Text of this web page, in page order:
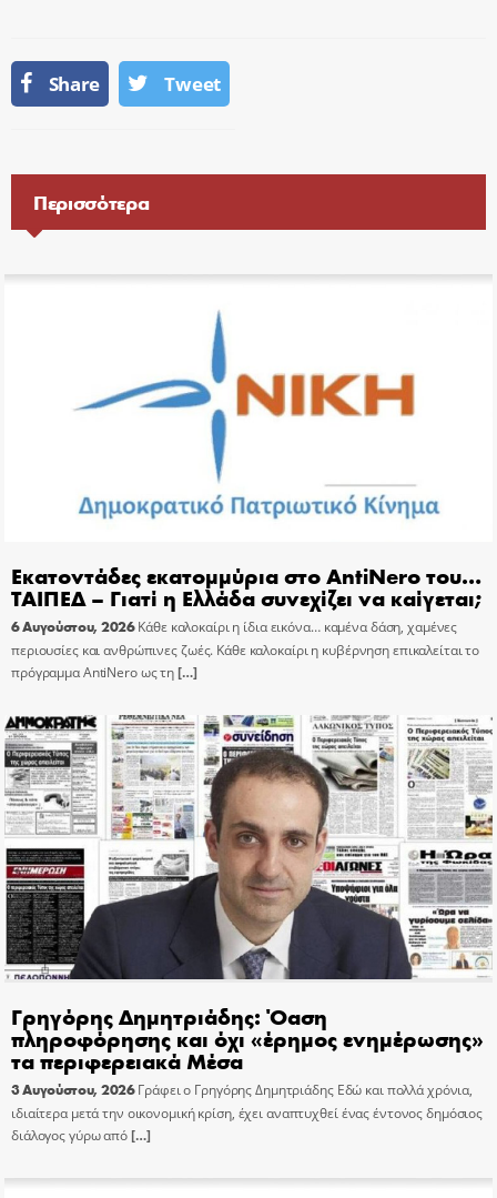
Share Tweet
Περισσότερα
Εκατοντάδες εκατομμύρια στο AntiNero του…
ΤΑΙΠΕΔ – Γιατί η Ελλάδα συνεχίζει να καίγεται;
6 Αυγούστου, 2026 Κάθε καλοκαίρι η ίδια εικόνα… καμένα δάση, χαμένες
περιουσίες και ανθρώπινες ζωές. Κάθε καλοκαίρι η κυβέρνηση επικαλείται το
πρόγραμμα AntiNero ως τη[…]
Γρηγόρης Δημητριάδης: Όαση
πληροφόρησης και όχι «έρημος ενημέρωσης»
τα περιφερειακά Μέσα
3 Αυγούστου, 2026 Γράφει ο Γρηγόρης Δημητριάδης Εδώ και πολλά χρόνια,
ιδιαίτερα μετά την οικονομική κρίση, έχει αναπτυχθεί ένας έντονος δημόσιος
διάλογος γύρω από[…]